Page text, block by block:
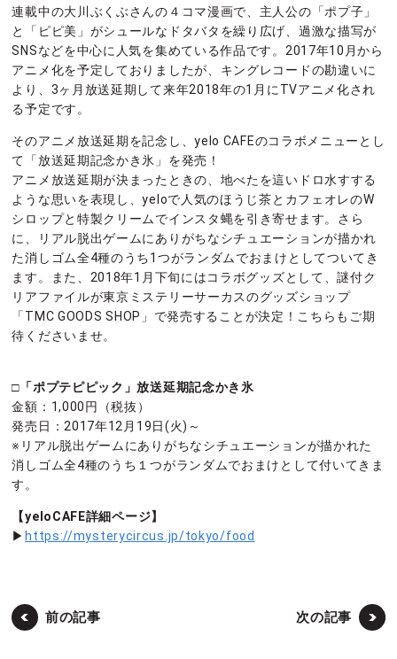
連載中の大川ぶくぶさんの４コマ漫画で、主人公の「ポプ子」
と「ピピ美」がシュールなドタバタを繰り広げ、過激な描写が
SNSなどを中心に人気を集めている作品です。2017年10月から
アニメ化を予定しておりましたが、キングレコードの勘違いに
より、3ヶ月放送延期して来年2018年の1月にTVアニメ化され
る予定です。
そのアニメ放送延期を記念し、yelo CAFEのコラボメニューとし
て「放送延期記念かき氷」を発売！
アニメ放送延期が決まったときの、地べたを這いドロ水すする
ような思いを表現し、yeloで人気のほうじ茶とカフェオレのW
シロップと特製クリームでインスタ蝿を引き寄せます。さら
に、リアル脱出ゲームにありがちなシチュエーションが描かれ
た消しゴム全4種のうち1つがランダムでおまけとしてついてき
ます。また、2018年1月下旬にはコラボグッズとして、謎付ク
リアファイルが東京ミステリーサーカスのグッズショップ
「TMC GOODS SHOP」で発売することが決定！こちらもご期
待くださいませ。
□「ポプテピピック」放送延期記念かき氷
金額：1,000円（税抜）
発売日：2017年12月19日(火)～
※リアル脱出ゲームにありがちなシチュエーションが描かれた
消しゴム全4種のうち１つがランダムでおまけとして付いてきま
す。
【yeloCAFE詳細ページ】
▶ https://mysterycircus.jp/tokyo/food
前の記事 次の記事